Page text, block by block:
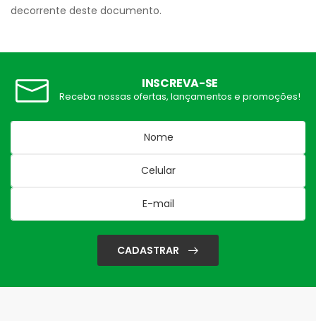
decorrente deste documento.
INSCREVA-SE
Receba nossas ofertas, lançamentos e promoções!
CADASTRAR